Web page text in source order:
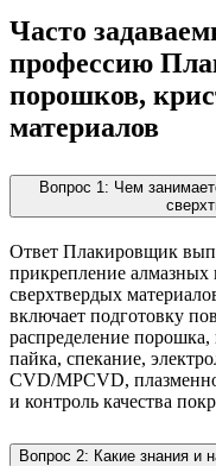
Часто
профессию
порошков,
материалов
Вопрос 1: Чем
Ответ Плакировщик
прикрепление
сверхтвердых
включает подготовку
распределение
пайка, спекание,
CVD/MPCVD,
и контроль качества
Вопрос 2: Какие знания и